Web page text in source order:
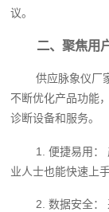
议。
二、聚焦用
供应脉象仪厂
不断优化产品功能
诊断设备和服务。
1. 便捷易用：
业人士也能快速上手
2. 数据安全：